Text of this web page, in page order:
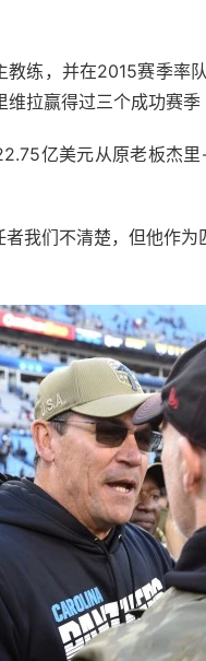
教练，并在2015赛季率
拉赢得过三个成功赛季
亿美元从原老板杰
我们不清楚，但他作